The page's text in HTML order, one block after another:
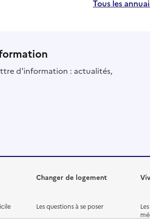
Tous les
d'information : actualités,
Changer de logement
Les questions à se poser